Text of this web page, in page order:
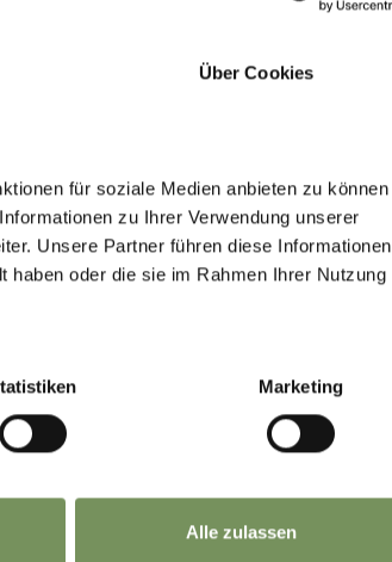
Über Cookies
für soziale Medien anbieten zu können
zu Ihrer Verwendung unserer
Unsere Partner führen diese Informationen
haben oder die sie im Rahmen Ihrer Nutzung
Marketing
Alle zulassen
OUI NO